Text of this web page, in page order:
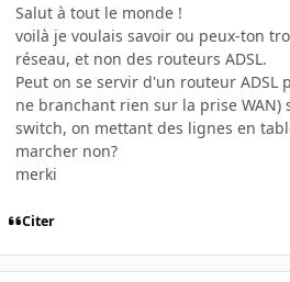
Salut à tout le monde !
voilà je voulais savoir ou peux-ton
réseau, et non des routeurs ADSL.
Peut on se servir d'un routeur ADSL
ne branchant rien sur la prise
switch, on mettant des lignes en
marcher non?
merki
Citer